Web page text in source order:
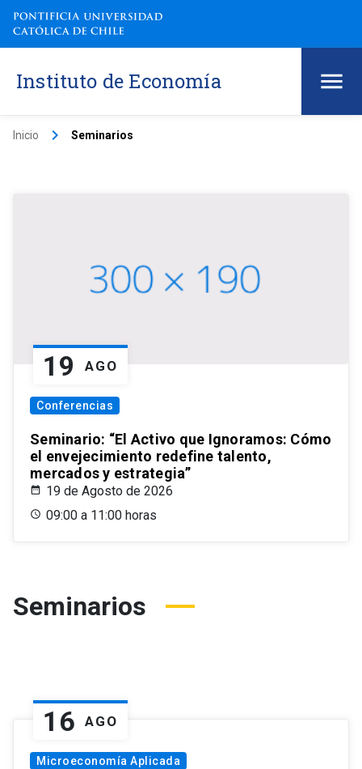
Instituto de Economía
Inicio keyboard_arrow_right Seminarios
19 AGO
Conferencias
Seminario: “El Activo que Ignoramos: Cómo
el envejecimiento redefine talento,
mercados y estrategia”
19 de Agosto de 2026
09:00 a 11:00 horas
Seminarios
16 AGO
Microeconomía Aplicada